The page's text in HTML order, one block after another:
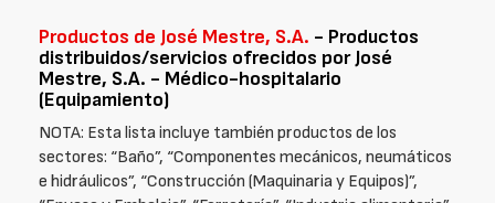
Productos de José Mestre, S.A. - Productos
distribuidos/servicios ofrecidos por José
Mestre, S.A. - Médico-hospitalario
(Equipamiento)
NOTA: Esta lista incluye también productos de los
sectores: “Baño”, “Componentes mecánicos, neumáticos
e hidráulicos”, “Construcción (Maquinaria y Equipos)”,